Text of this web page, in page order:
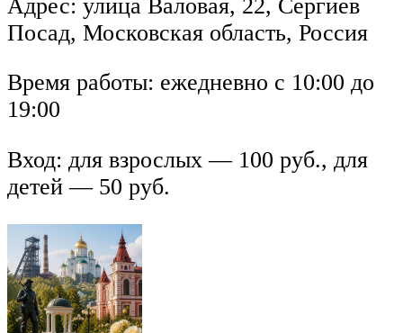
Адрес: улица Валовая, 22, Сергиев
Посад, Московская область, Россия
Время работы: ежедневно с 10:00 до
19:00
Вход: для взрослых — 100 руб., для
детей — 50 руб.